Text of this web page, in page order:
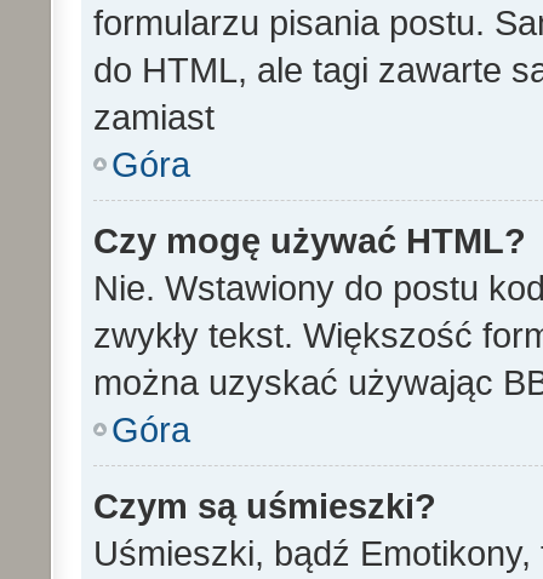
formularzu pisania postu.
do HTML, ale tagi zawarte
zamiast
Góra
Czy mogę używać HTML?
Nie. Wstawiony do postu
zwykły tekst. Większość
można uzyskać używając
Góra
Czym są uśmieszki?
Uśmieszki, bądź